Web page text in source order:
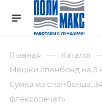
Главная — Каталог
Мешки спанбонд на 5
Сумка из спанбонда,
флексопечать